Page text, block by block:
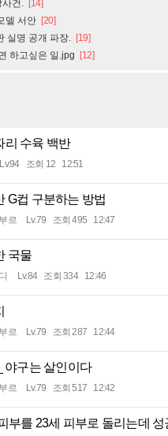
사건. [14]
델 서안 [20]
실명 공개 파장. [19]
하고싶은 일.jpg [12]
리 수육 백반
Lv.94 조회 12 12:51
G컵 구분하는 방법
르 Lv.79 조회 495 12:47
국물
Lv.84 조회 334 12:46
르 Lv.79 조회 287 12:44
야구는 살인이다
르 Lv.79 조회 517 12:42
부를 23세 피부로 돌리는데 성